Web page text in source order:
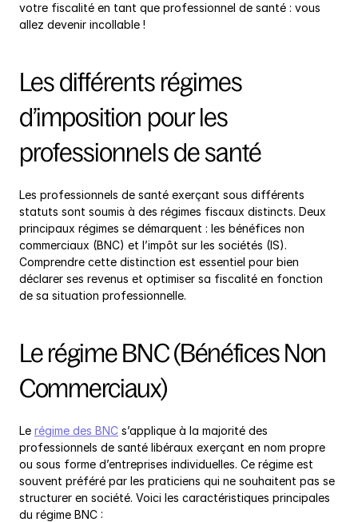
votre fiscalité en tant que professionnel de santé : vous
allez devenir incollable !
Les différents régimes
d’imposition pour les
professionnels de santé
Les professionnels de santé exerçant sous différents
statuts sont soumis à des régimes fiscaux distincts. Deux
principaux régimes se démarquent : les bénéfices non
commerciaux (BNC) et l’impôt sur les sociétés (IS).
Comprendre cette distinction est essentiel pour bien
déclarer ses revenus et optimiser sa fiscalité en fonction
de sa situation professionnelle.
Le régime BNC (Bénéfices Non
Commerciaux)
Le régime des BNC s’applique à la majorité des
professionnels de santé libéraux exerçant en nom propre
ou sous forme d’entreprises individuelles. Ce régime est
souvent préféré par les praticiens qui ne souhaitent pas se
structurer en société. Voici les caractéristiques principales
du régime BNC :